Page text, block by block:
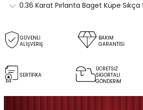
0.36 Karat Pırlanta Baget Küpe
GÜVENLİ
ALIŞVERİŞ
BAKIM
GARANTİSİ
SERTİFİKA
ÜCRETSİZ
SİGORTALI
GÖNDERİM